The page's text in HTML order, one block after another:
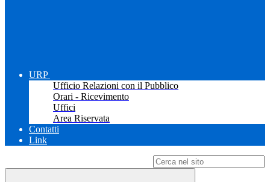
URP
Ufficio Relazioni con il Pubblico
Orari - Ricevimento
Uffici
Area Riservata
Contatti
Link